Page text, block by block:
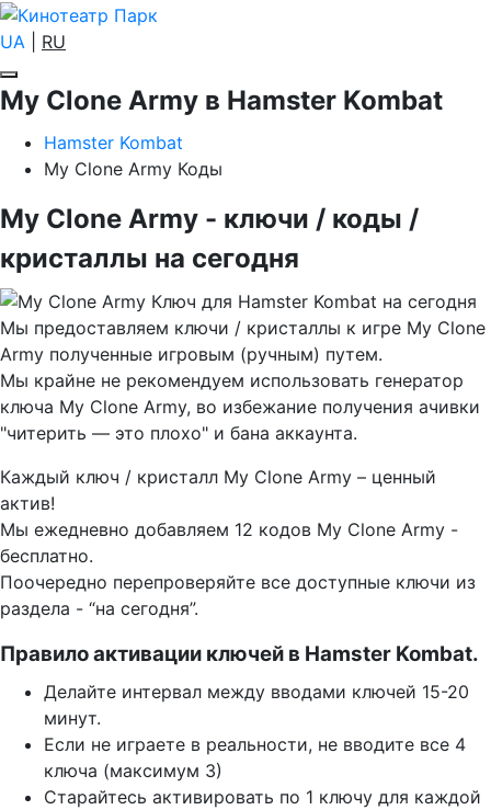
UA RU
My Clone Army в Hamster Kombat
Hamster Kombat
My Clone Army Коды
My Clone Army - ключи / коды /
кристаллы на сегодня
Мы предоставляем ключи / кристаллы к игре My Clone
Army полученные игровым (ручным) путем.
Мы крайне не рекомендуем использовать генератор
ключа My Clone Army, во избежание получения ачивки
"читерить — это плохо" и бана аккаунта.
Каждый ключ / кристалл My Clone Army – ценный
актив!
Мы ежедневно добавляем 12 кодов My Clone Army -
бесплатно.
Поочередно перепроверяйте все доступные ключи из
раздела - “на сегодня”.
Правило активации ключей в Hamster Kombat.
Делайте интервал между вводами ключей 15-20
минут.
Если не играете в реальности, не вводите все 4
ключа (максимум 3)
Старайтесь активировать по 1 ключу для каждой